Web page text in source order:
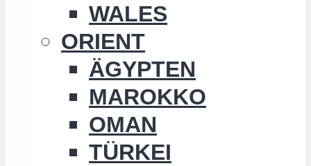
WALES
ORIENT
ÄGYPTEN
MAROKKO
OMAN
TÜRKEI